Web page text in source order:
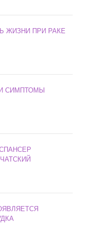
ЖИЗНИ ПРИ РАКЕ
СИМПТОМЫ